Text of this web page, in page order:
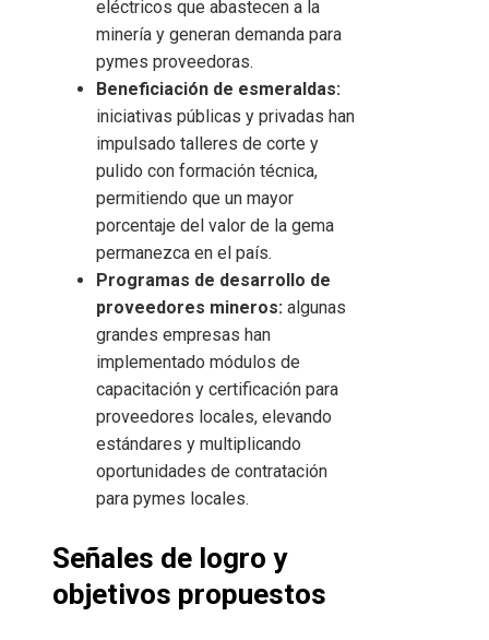
eléctricos que abastecen a la
minería y generan demanda para
pymes proveedoras.
Beneficiación de esmeraldas:
iniciativas públicas y privadas han
impulsado talleres de corte y
pulido con formación técnica,
permitiendo que un mayor
porcentaje del valor de la gema
permanezca en el país.
Programas de desarrollo de
proveedores mineros: algunas
grandes empresas han
implementado módulos de
capacitación y certificación para
proveedores locales, elevando
estándares y multiplicando
oportunidades de contratación
para pymes locales.
Señales de logro y
objetivos propuestos